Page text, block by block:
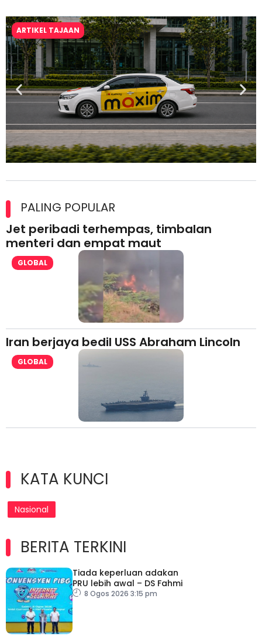
ARTIKEL TAJAAN
lesen separuh pertama 2026
PALING POPULAR
Jet peribadi terhempas, timbalan
menteri dan empat maut
GLOBAL
Iran berjaya bedil USS Abraham Lincoln
GLOBAL
KATA KUNCI
Nasional
BERITA TERKINI
Tiada keperluan adakan
PRU lebih awal – DS Fahmi
8 Ogos 2026 3:15 pm